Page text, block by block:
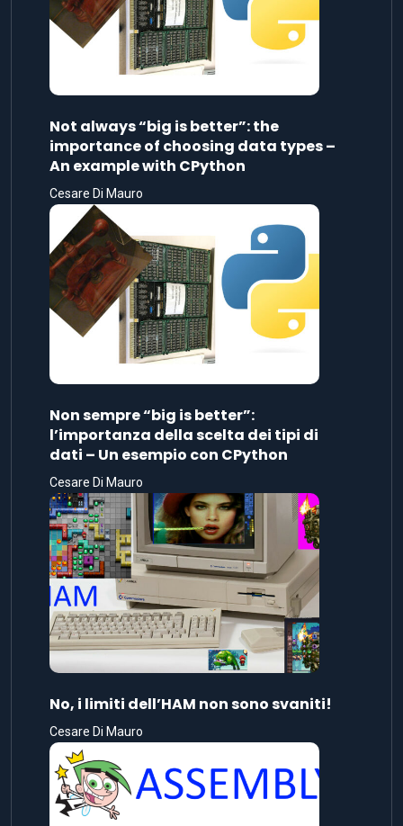
Not always “big is better”: the
importance of choosing data types –
An example with CPython
Cesare Di Mauro
Non sempre “big is better”:
l’importanza della scelta dei tipi di
dati – Un esempio con CPython
Cesare Di Mauro
No, i limiti dell’HAM non sono svaniti!
Cesare Di Mauro